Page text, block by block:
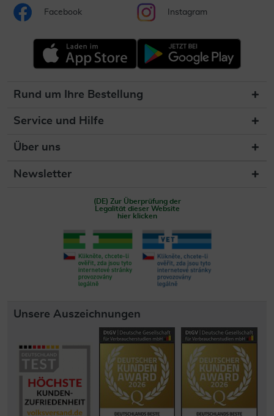
Facebook Instagram
Rund um Ihre Bestellung
Service und Hilfe
Über uns
Newsletter
(DE) Zur Überprüfung der
Legalität dieser Website
hier klicken
Unsere Auszeichnungen